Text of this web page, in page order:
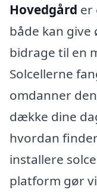
Hovedgård er
både kan give
bidrage til en
Solcellerne
omdanner
dække dine
hvordan
installere
platform gør